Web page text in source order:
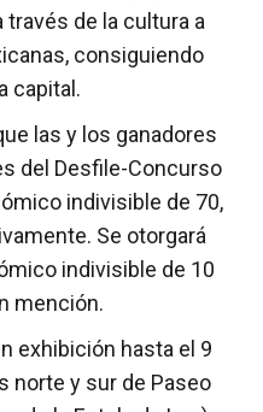
través de la cultura a
consiguiendo
capital.
las y los ganadores
del Desfile-Concurso
indivisible de 70,
Se otorgará
indivisible de 10
mención.
exhibición hasta el 9
norte y sur de Paseo